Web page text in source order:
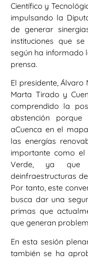
Científico y
impulsando la
de generar
instituciones que
según ha informado
prensa.
El presidente,
Marta Tirado y
comprendido la
abstención
aCuenca en el
las energías
importante como
Verde, ya que
deinfraestructuras
Por tanto, este
busca dar una
primas que
que generan
En esta sesión
también se ha